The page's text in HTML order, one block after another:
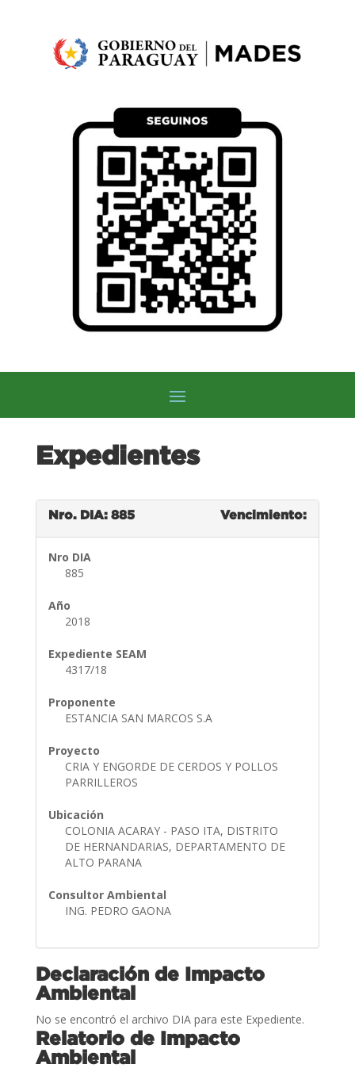
Expedientes
Nro. DIA: 885 Vencimiento:
Nro DIA
885
Año
2018
Expediente SEAM
4317/18
Proponente
ESTANCIA SAN MARCOS S.A
Proyecto
CRIA Y ENGORDE DE CERDOS Y POLLOS
PARRILLEROS
Ubicación
COLONIA ACARAY - PASO ITA, DISTRITO
DE HERNANDARIAS, DEPARTAMENTO DE
ALTO PARANA
Consultor Ambiental
ING. PEDRO GAONA
Declaración de Impacto
Ambiental
No se encontró el archivo DIA para este Expediente.
Relatorio de Impacto
Ambiental